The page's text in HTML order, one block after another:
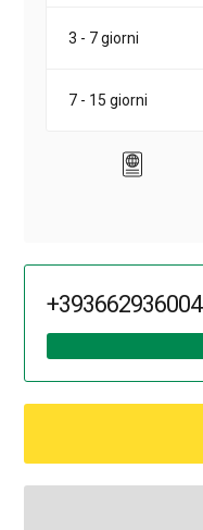
3 - 7 giorni
7 - 15 giorni
+393662936004